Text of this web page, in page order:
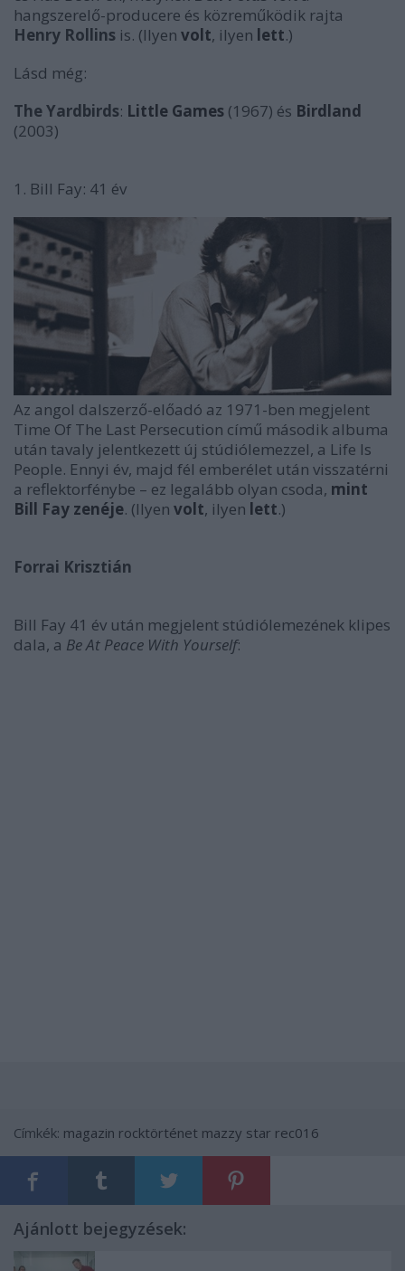
hangszerelő-producere és közreműködik rajta
Henry Rollins is. (Ilyen volt, ilyen lett.)
Lásd még:
The Yardbirds: Little Games (1967) és Birdland
(2003)
1. Bill Fay: 41 év
Az angol dalszerző-előadó az 1971-ben megjelent
Time Of The Last Persecution című második albuma
után tavaly jelentkezett új stúdiólemezzel, a Life Is
People. Ennyi év, majd fél emberélet után visszatérni
a reflektorfénybe – ez legalább olyan csoda, mint
Bill Fay zenéje. (Ilyen volt, ilyen lett.)
Forrai Krisztián
Bill Fay 41 év után megjelent stúdiólemezének klipes
dala, a Be At Peace With Yourself:
Címkék: magazin rocktörténet mazzy star rec016
Ajánlott bejegyzések: